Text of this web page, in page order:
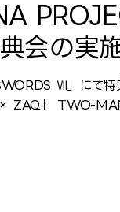
会の実施
Ⅶ」にて特
ZAQ」 TWO-